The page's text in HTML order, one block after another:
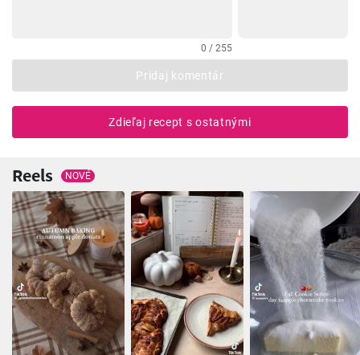
0 / 255
Pridaj komentár
Zdieľaj recept s ostatnými
Reels NOVÉ